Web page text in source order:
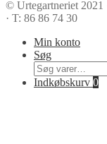
© Urtegartneriet 2021
· T: 86 86 74 30
Min konto
Søg
Søg
efter:
Indkøbskurv 0